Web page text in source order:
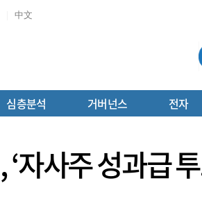
中文
심층분석 거버넌스 전자
‘자사주 성과급